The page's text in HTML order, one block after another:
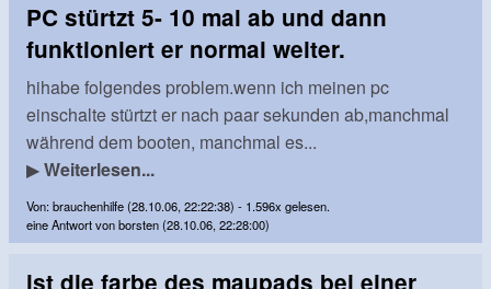
PC stürtzt 5- 10 mal ab und dann
funktioniert er normal weiter.
hihabe folgendes problem.wenn ich meinen pc
einschalte stürtzt er nach paar sekunden ab,manchmal
während dem booten, manchmal es...
▶Weiterlesen...
Von: brauchenhilfe (28.10.06, 22:22:38) - 1.596x gelesen.
eine Antwort von borsten (28.10.06, 22:28:00)
ist die farbe des maupads bei einer